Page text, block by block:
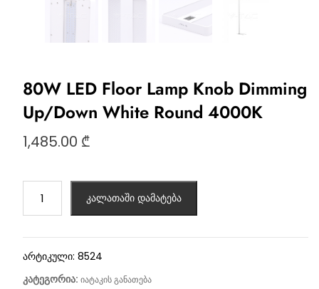
80W LED Floor Lamp Knob Dimming
Up/Down White Round 4000K
1,485.00 ₾
კალათაში დამატება
არტიკული: 8524
კატეგორია: იატაკის განათება